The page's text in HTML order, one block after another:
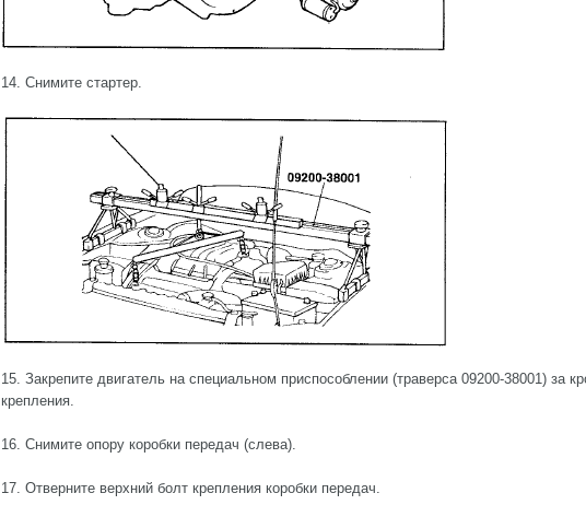
14. Снимите стартер.
15. Закрепите двигатель на специальном приспособлении (траверса 09200-38001) за
крепления.
16. Снимите опору коробки передач (слева).
17. Отверните верхний болт крепления коробки передач.